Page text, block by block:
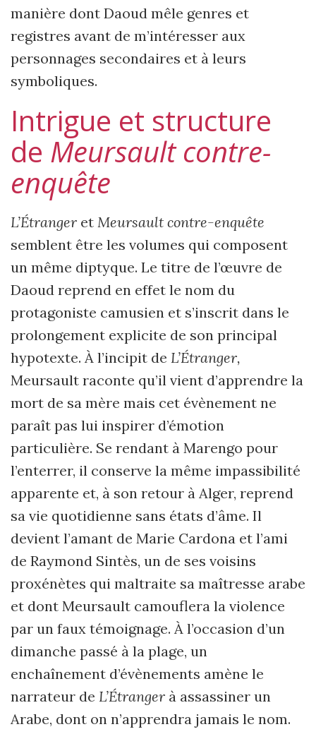
manière dont Daoud mêle genres et
registres avant de m’intéresser aux
personnages secondaires et à leurs
symboliques.
Intrigue et structure
de Meursault contre-
enquête
L’Étranger et Meursault contre-enquête
semblent être les volumes qui composent
un même diptyque. Le titre de l’œuvre de
Daoud reprend en effet le nom du
protagoniste camusien et s’inscrit dans le
prolongement explicite de son principal
hypotexte. À l’incipit de L’Étranger,
Meursault raconte qu’il vient d’apprendre la
mort de sa mère mais cet évènement ne
paraît pas lui inspirer d’émotion
particulière. Se rendant à Marengo pour
l’enterrer, il conserve la même impassibilité
apparente et, à son retour à Alger, reprend
sa vie quotidienne sans états d’âme. Il
devient l’amant de Marie Cardona et l’ami
de Raymond Sintès, un de ses voisins
proxénètes qui maltraite sa maîtresse arabe
et dont Meursault camouflera la violence
par un faux témoignage. À l’occasion d’un
dimanche passé à la plage, un
enchaînement d’évènements amène le
narrateur de L’Étranger à assassiner un
Arabe, dont on n’apprendra jamais le nom.